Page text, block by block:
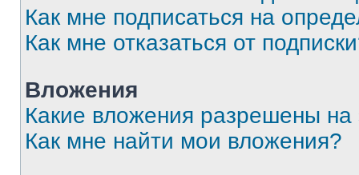
Как мне подписаться на
Как мне отказаться от
Вложения
Какие вложения разрешены
Как мне найти мои вложения?